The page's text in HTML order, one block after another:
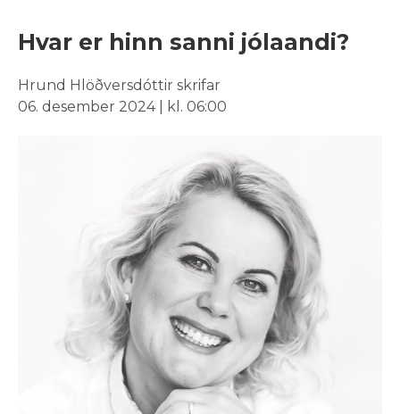
Hvar er hinn sanni jólaandi?
Hrund Hlöðversdóttir skrifar
06. desember 2024 | kl. 06:00